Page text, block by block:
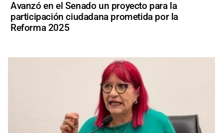
Avanzó en el Senado un proyecto para la
participación ciudadana prometida por la
Reforma 2025